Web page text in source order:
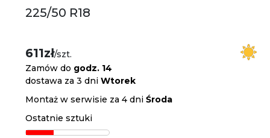
225/50 R18
611zł/szt.
Zamów do godz. 14
dostawa za 3 dniWtorek
Montaż w serwisie za 4 dniŚroda
Ostatnie sztuki